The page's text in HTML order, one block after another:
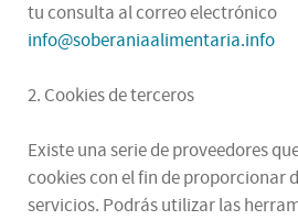
tu consulta al correo electrónico
info@soberaniaalimentaria.info
2. Cookies de terceros
Existe una serie de proveedores
cookies con el fin de proporcionar
servicios. Podrás utilizar las